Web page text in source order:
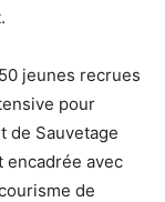
jeunes recrues
pour
de Sauvetage
encadrée avec
de